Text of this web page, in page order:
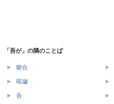
「吾が」の隣のことば
吻合
吼噦
吾